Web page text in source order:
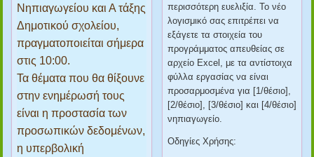
Νηπιαγωγείου και Α τάξης
Δημοτικού σχολείου,
πραγματοποιείται σήμερα
στις 10:00.
Τα θέματα που θα θίξουνε
στην ενημέρωσή τους
είναι η προστασία των
προσωπικών δεδομένων,
η υπερβολική
περισσότερη ευελιξία. Το νέο
λογισμικό σας επιτρέπει να
εξάγετε τα στοιχεία του
προγράμματος απευθείας σε
αρχείο Excel, με τα αντίστοιχα
φύλλα εργασίας να είναι
προσαρμοσμένα για [1/θέσιο],
[2/θέσιο], [3/θέσιο] και [4/θέσιο]
νηπιαγωγείο.
Οδηγίες Χρήσης: